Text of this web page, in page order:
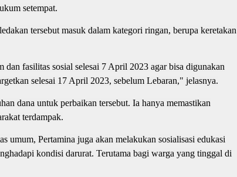
setempat.
tersebut masuk dalam kategori ringan, berupa keretakan
fasilitas sosial selesai 7 April 2023 agar bisa digunakan
selesai 17 April 2023, sebelum Lebaran," jelasnya.
dana untuk perbaikan tersebut. Ia hanya memastikan
terdampak.
umum, Pertamina juga akan melakukan sosialisasi edukasi
kondisi darurat. Terutama bagi warga yang tinggal di